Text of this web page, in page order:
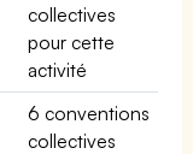
collectives
pour cette
activité
6 conventions
collectives